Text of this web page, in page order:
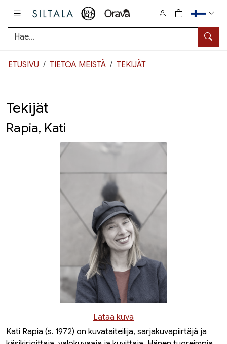
Hae
0
tuotetta
ETUSIVU TIETOA MEISTÄ TEKIJÄT
Tekijät
Rapia, Kati
Lataa kuva
Kati Rapia (s. 1972) on kuvataiteilija, sarjakuvapiirtäjä ja